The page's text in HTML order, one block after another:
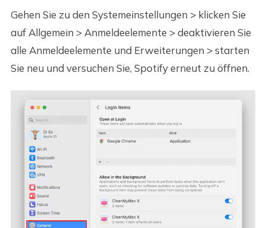
Gehen Sie zu den Systemeinstellungen > klicken Sie
auf Allgemein > Anmeldeelemente > deaktivieren Sie
alle Anmeldeelemente und Erweiterungen > starten
Sie neu und versuchen Sie, Spotify erneut zu öffnen.